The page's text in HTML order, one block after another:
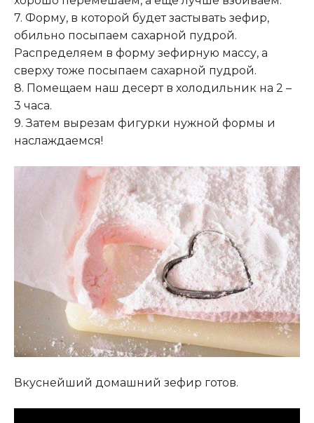
7. Форму, в которой будет застывать зефир,
обильно посыпаем сахарной пудрой.
Распределяем в форму зефирную массу, а
сверху тоже посыпаем сахарной пудрой.
8. Помещаем наш десерт в холодильник на 2 –
3 часа.
9. Затем вырезам фигурки нужной формы и
наслаждаемся!
Вкуснейший домашний зефир готов.